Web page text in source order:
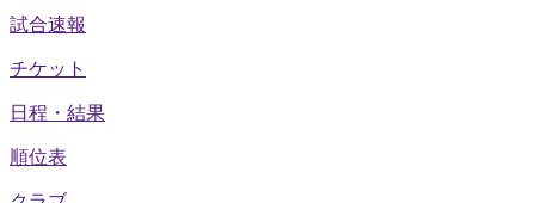
試合速報
チケット
日程・結果
順位表